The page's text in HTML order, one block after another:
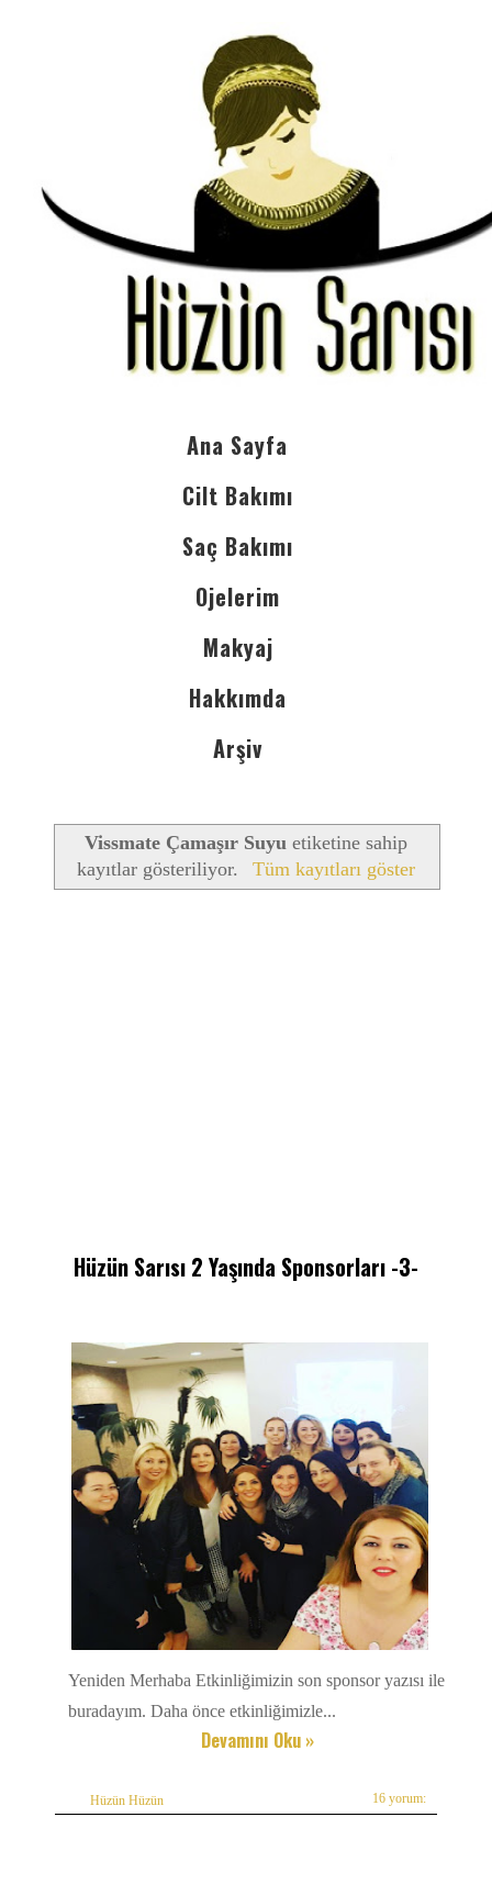
Ana Sayfa
Cilt Bakımı
Saç Bakımı
Ojelerim
Makyaj
Hakkımda
Arşiv
Vissmate Çamaşır Suyu etiketine sahip
kayıtlar gösteriliyor.
Tüm kayıtları göster
Hüzün Sarısı 2 Yaşında Sponsorları -3-
Yeniden Merhaba Etkinliğimizin son sponsor yazısı ile
buradayım. Daha önce etkinliğimizle...
Devamını Oku »
Hüzün Hüzün 16 yorum: